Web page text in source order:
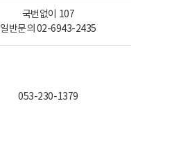
국번없이 107
일반문의 02-6943-2435
053-230-1379